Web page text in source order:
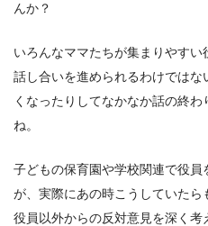
んか？
いろんなママたちが集まりやす
話し合いを進められるわけでは
くなったりしてなかなか話の終
ね。
子どもの保育園や学校関連で役員
が、実際にあの時こうしていたら
役員以外からの反対意見を深く考